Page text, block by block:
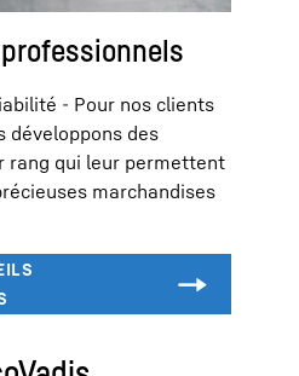
- Pour nos clients
développons des
rang qui leur permettent
marchandises